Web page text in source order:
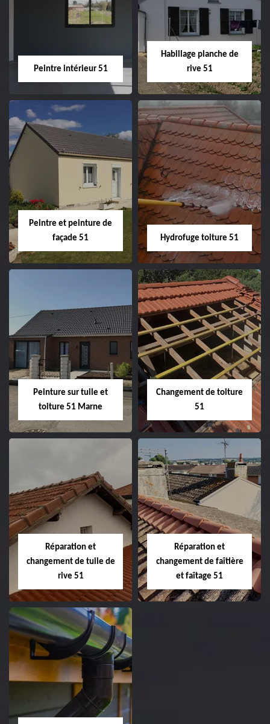
51
ravalement de
façade 51
Peintre intérieur 51
Peintre intérieur
Habillage planche de
rive 51
Habillage planche
de rive 51
Peintre et peinture de
façade 51
Peintre et peinture
de façade 51
Hydrofuge toiture 51
Hydrofuge toiture
51
Peinture sur tuile et
toiture 51 Marne
Peinture sur tuile
et toiture 51
Marne
Changement de toiture
51
Changement de
toiture 51
Réparation et
changement de tuile de
rive 51
Réparation et
changement de
tuile de rive 51
Réparation et
changement de faîtière
et faîtage 51